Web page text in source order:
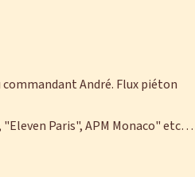
André. Flux piéton
Paris", APM Monaco" etc…